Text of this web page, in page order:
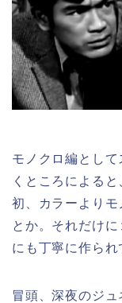
モノクロ編とし
くところによる
初、カラーより
とか。それだけ
にも丁寧に作ら
冒頭、深夜のジ